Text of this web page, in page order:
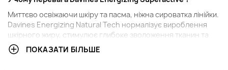
Миттєво освіжаючи шкіру та пасма, ніжна сироватка лінійки.
Davines Energizing Natural Tech нормалізує вироблення
шкірного жиру, стимулює глибоке зволоження тканин та
постачання їх киснем. Рослинні інгредієнти стимулює
оновлення шкірних покривів, прискорює роботу волосяних
ПОКАЗАТИ БІЛЬШЕ